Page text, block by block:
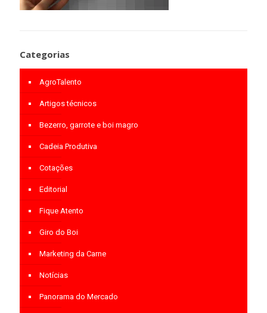
Categorias
AgroTalento
Artigos técnicos
Bezerro, garrote e boi magro
Cadeia Produtiva
Cotações
Editorial
Fique Atento
Giro do Boi
Marketing da Carne
Notícias
Panorama do Mercado